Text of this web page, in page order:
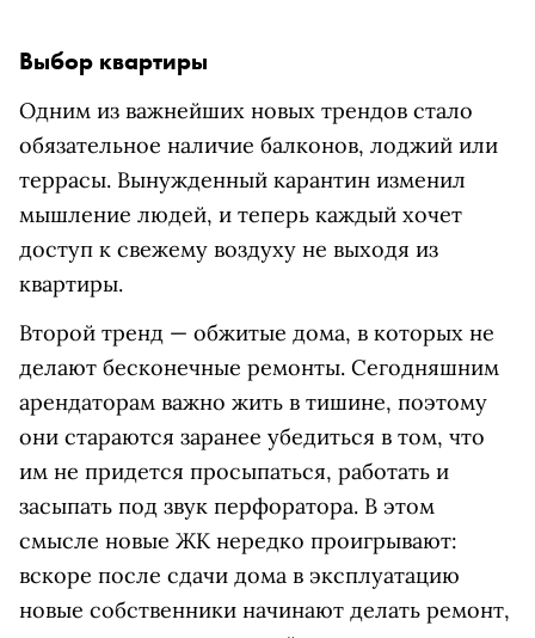
Выбор квартиры
Одним из важнейших новых трендов стало
обязательное наличие балконов, лоджий или
террасы. Вынужденный карантин изменил
мышление людей, и теперь каждый хочет
доступ к свежему воздуху не выходя из
квартиры.
Второй тренд — обжитые дома, в которых не
делают бесконечные ремонты. Сегодняшним
арендаторам важно жить в тишине, поэтому
они стараются заранее убедиться в том, что
им не придется просыпаться, работать и
засыпать под звук перфоратора. В этом
смысле новые ЖК нередко проигрывают:
вскоре после сдачи дома в эксплуатацию
новые собственники начинают делать ремонт,